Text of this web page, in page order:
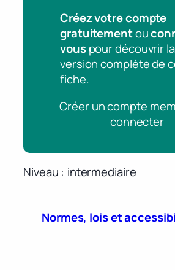
Créez votre compte
gratuitementou
vouspour découvrir la
version complète de
fiche.
Créer un compte
connecter
Niveau intermediaire
Normes, lois et